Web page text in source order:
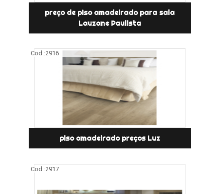
preço de piso amadeirado para sala
Lauzane Paulista
Cod.:2916
piso amadeirado preços Luz
Cod.:2917